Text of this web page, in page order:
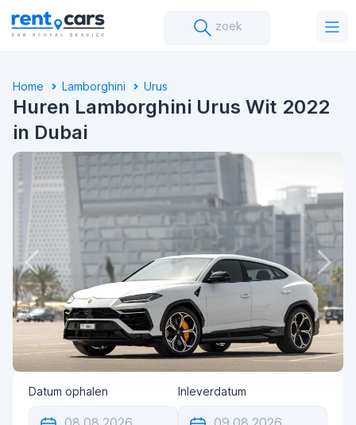
zoek
Home Lamborghini Urus
Huren Lamborghini Urus Wit 2022
in Dubai
Datum ophalen Inleverdatum